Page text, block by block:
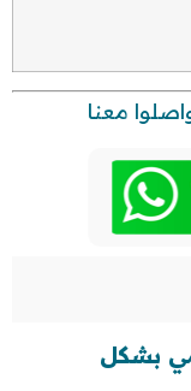
معنا
بشكل